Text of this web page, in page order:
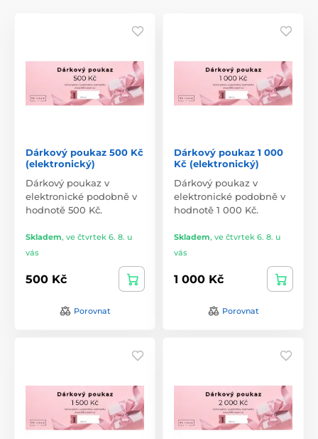
Dárkový poukaz 500 Kč
(elektronický)
Dárkový poukaz v
elektronické podobně v
hodnotě 500 Kč.
Skladem, ve čtvrtek 6. 8. u
vás
500 Kč
Porovnat
Dárkový poukaz 1 000
Kč (elektronický)
Dárkový poukaz v
elektronické podobně v
hodnotě 1 000 Kč.
Skladem, ve čtvrtek 6. 8. u
vás
1 000 Kč
Porovnat